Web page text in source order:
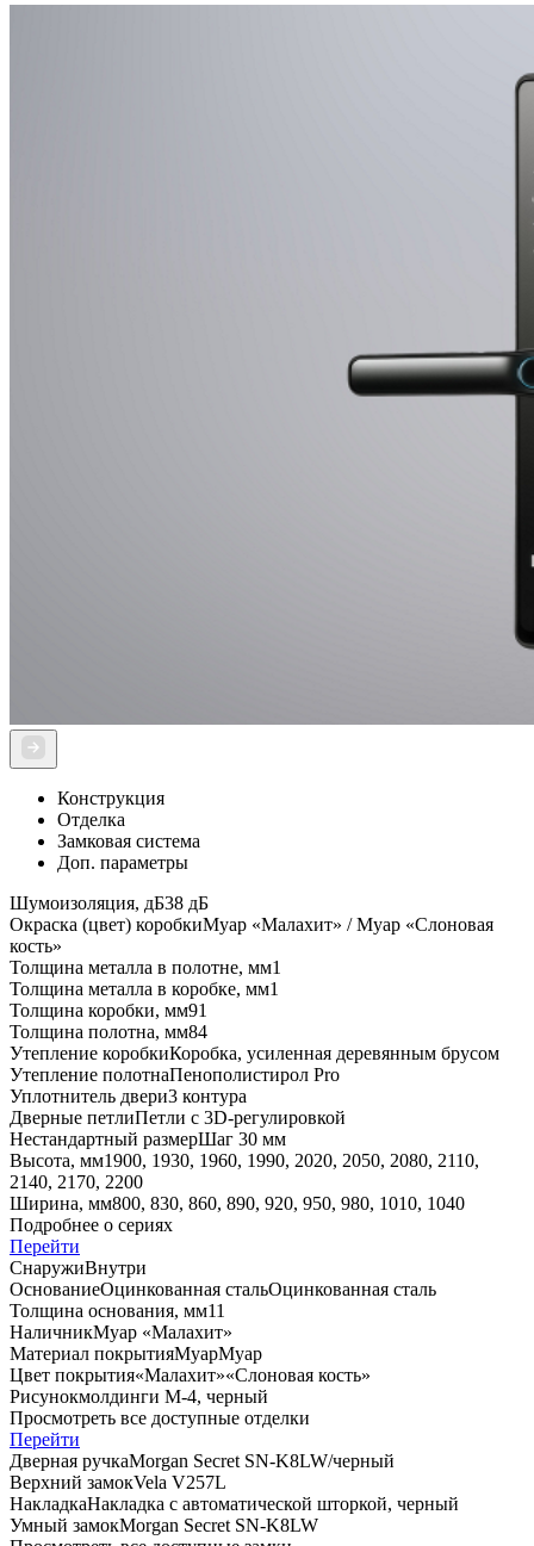
Конструкция
Отделка
Замковая система
Доп. параметры
Шумоизоляция, дБ38 дБ
Окраска (цвет) коробкиМуар «Малахит» / Муар «Слоновая
кость»
Толщина металла в полотне, мм1
Толщина металла в коробке, мм1
Толщина коробки, мм91
Толщина полотна, мм84
Утепление коробкиКоробка, усиленная деревянным брусом
Утепление полотнаПенополистирол Pro
Уплотнитель двери3 контура
Дверные петлиПетли с 3D-регулировкой
Нестандартный размерШаг 30 мм
Высота, мм1900, 1930, 1960, 1990, 2020, 2050, 2080, 2110,
2140, 2170, 2200
Ширина, мм800, 830, 860, 890, 920, 950, 980, 1010, 1040
Подробнее о сериях
Перейти
СнаружиВнутри
ОснованиеОцинкованная стальОцинкованная сталь
Толщина основания, мм11
НаличникМуар «Малахит»
Материал покрытияМуарМуар
Цвет покрытия«Малахит»«Слоновая кость»
Рисунокмолдинги M-4, черный
Просмотреть все доступные отделки
Перейти
Дверная ручкаMorgan Secret SN-K8LW/черный
Верхний замокVela V257L
НакладкаНакладка с автоматической шторкой, черный
Умный замокMorgan Secret SN-K8LW